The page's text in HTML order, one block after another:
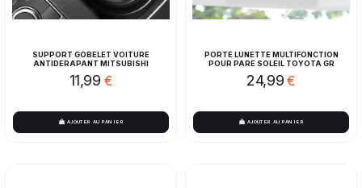
SUPPORT GOBELET VOITURE
ANTIDERAPANT MITSUBISHI
11,99 €
AJOUTER AU PANIER
PORTE LUNETTE MULTIFONCTION
POUR PARE SOLEIL TOYOTA GR
24,99 €
AJOUTER AU PANIER